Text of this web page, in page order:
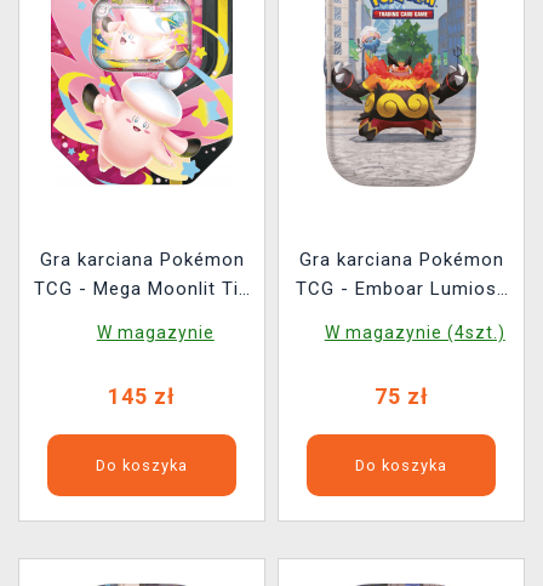
Gra karciana Pokémon
TCG - Mega Moonlit Tin
W magazynie
145 zł
Do koszyka
Gra karciana Pokémon
TCG - Emboar Lumiose
W magazynie (4szt.)
75 zł
Do koszyka